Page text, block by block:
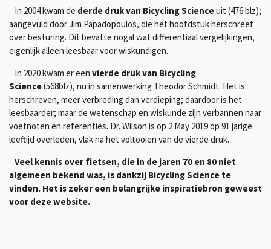
In 2004 kwam de derde druk van Bicycling Scienceuit (476 blz);
aangevuld door Jim Papadopoulos, die het hoofdstuk herschreef
over besturing. Dit bevatte nogal wat differentiaal vergelijkingen,
eigenlijk alleen leesbaar voor wiskundigen.
In 2020 kwam er een vierde druk van Bicycling
Science(568blz), nu in samenwerking Theodor Schmidt. Het is
herschreven, meer verbreding dan verdieping; daardoor is het
leesbaarder; maar de wetenschap en wiskunde zijn verbannen naar
voetnoten en referenties. Dr. Wilson is op 2 May 2019 op 91 jarige
leeftijd overleden, vlak na het voltooien van de vierde druk.
Veel kennis over fietsen, die in de jaren 70 en 80 niet
algemeen bekend was, is dankzij Bicycling Science te
vinden. Het is zeker een belangrijke inspiratiebron geweest
voor deze website.